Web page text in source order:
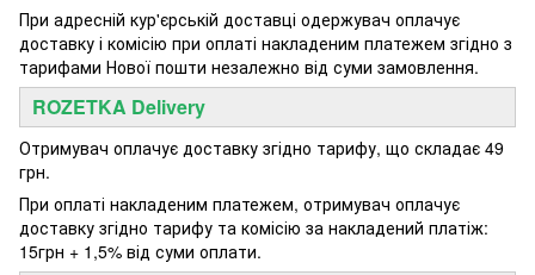
При адресній кур'єрській доставці одержувач оплачує
доставку і комісію при оплаті накладеним платежем згідно з
тарифами Нової пошти незалежно від суми замовлення.
ROZETKA Delivery
Отримувач оплачує доставку згідно тарифу, що складає 49
грн.
При оплаті накладеним платежем, отримувач оплачує
доставку згідно тарифу та комісію за накладений платіж:
15грн + 1,5% від суми оплати.